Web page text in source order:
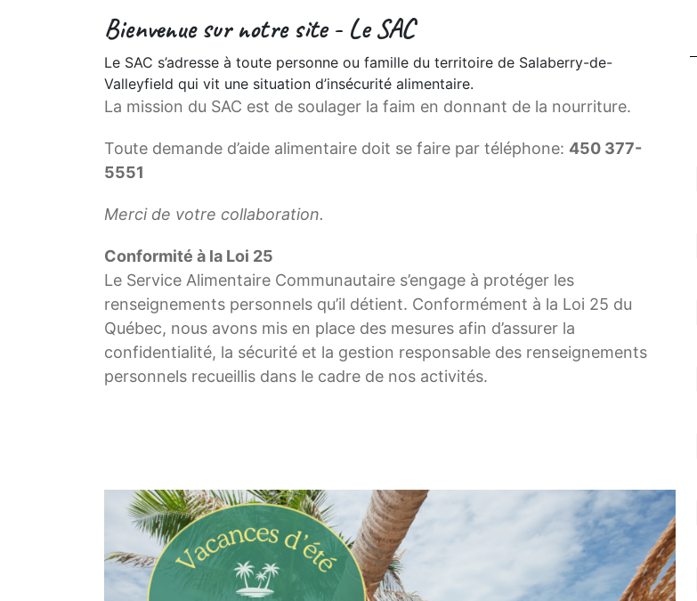
Bienvenue sur notre site - Le SAC
Le SAC s’adresse à toute personne ou famille du territoire de Salaberry-de-
Valleyfield qui vit une situation d’insécurité alimentaire.
La mission du SAC est de soulager la faim en donnant de la nourriture.
Toute demande d’aide alimentaire doit se faire par téléphone: 450 377-
5551
Merci de votre collaboration.
Conformité à la Loi 25
Le Service Alimentaire Communautaire s’engage à protéger les
renseignements personnels qu’il détient. Conformément à la Loi 25 du
Québec, nous avons mis en place des mesures afin d’assurer la
confidentialité, la sécurité et la gestion responsable des renseignements
personnels recueillis dans le cadre de nos activités.